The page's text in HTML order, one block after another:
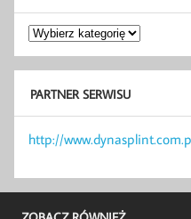
Kategorie
wpisów
PARTNER SERWISU
http://